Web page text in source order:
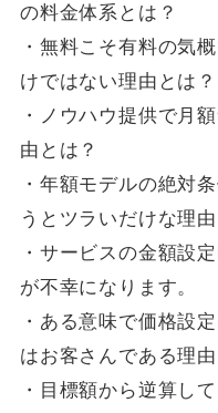
の料金体系とは？
・無料こそ有料の気
けではない理由とは？
・ノウハウ提供で月
由とは？
・年額モデルの絶対
うとツラいだけな理
・サービスの金額設
が不幸になります。
・ある意味で価格設
はお客さんである理由
・目標額から逆算し